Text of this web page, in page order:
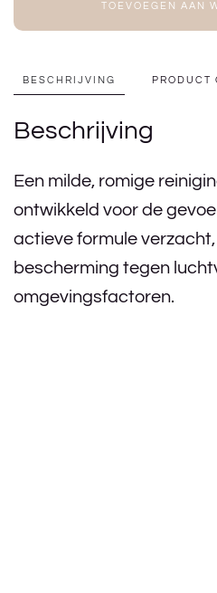
TOEVOEGEN AAN
BESCHRIJVING PRODUCT
Beschrijving
Een milde, romige
ontwikkeld voor de
actieve formule
bescherming tegen
omgevingsfactoren.